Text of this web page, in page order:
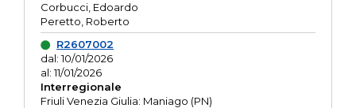
Corbucci, Edoardo
Peretto, Roberto
R2607002
dal: 10/01/2026
al: 11/01/2026
Interregionale
Friuli Venezia Giulia: Maniago (PN)